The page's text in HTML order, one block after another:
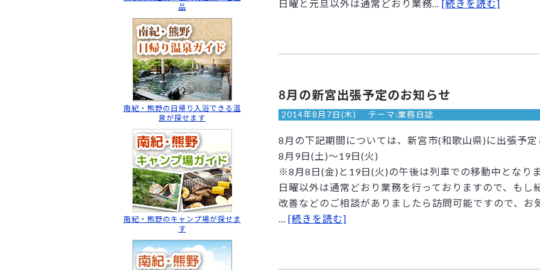
日曜と元旦以外は通常どおり業務... [続きを読む]
8月の新宮出張予定のお知らせ
2014年8月7日(木) テーマ:業務日誌
8月の下記期間については、新宮市(和歌山県)に出張予定
8月9日(土)～19日(火)
※8月8日(金)と19日(火)の午後は列車での移動中となり
日曜以外は通常どおり業務を行っておりますので、も
改善などのご相談がありましたら訪問可能ですので、お
... [続きを読む]
品
南紀・熊野の日帰り入浴できる温
泉が探せます
南紀・熊野のキャンプ場が探せま
す